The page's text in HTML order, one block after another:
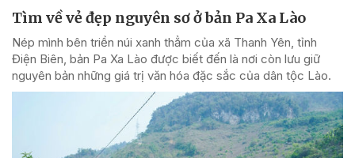
Tìm về vẻ đẹp nguyên sơ ở bản Pa Xa Lào
Nép mình bên triền núi xanh thẳm của xã Thanh Yên, tỉnh
Điện Biên, bản Pa Xa Lào được biết đến là nơi còn lưu giữ
nguyên bản những giá trị văn hóa đặc sắc của dân tộc Lào.